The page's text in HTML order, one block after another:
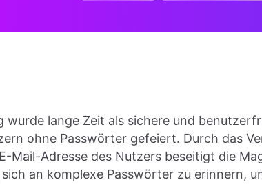
wurde lange Zeit als sichere und
ohne Passwörter gefeiert. Durch das
Mail-Adresse des Nutzers beseitigt die
an komplexe Passwörter zu erinnern,